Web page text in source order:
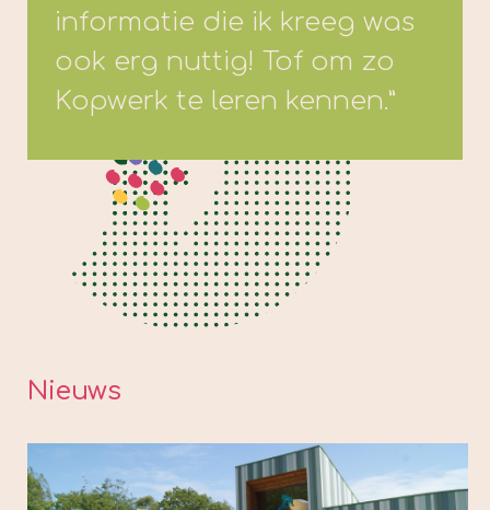
informatie die ik kreeg was
ook erg nuttig! Tof om zo
Kopwerk te leren kennen.”
Nieuws